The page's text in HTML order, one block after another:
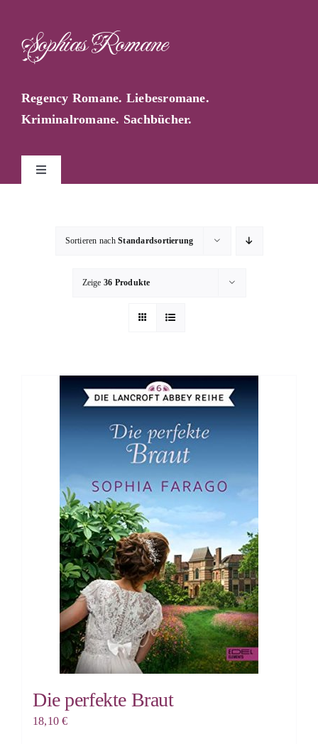
springenSophias Romane
Regency Romane. Liebesromane.
Kriminalromane. Sachbücher.
Toggle
Sophie Berg
Sophia Rauchberg
Dr. Rauchberger
Bücher-Shop
WooCommerce Warenkorb
Sortieren nachStandardsortierung
Zeige 36 Produkte
Die perfekte Braut
18,10€